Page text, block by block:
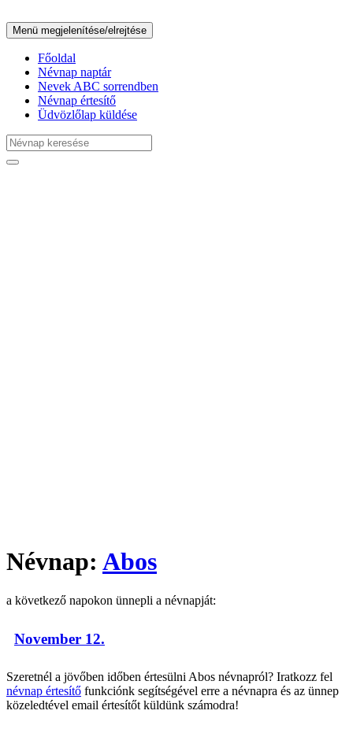
Menü megjelenítése/elrejtése
Főoldal
Névnap naptár
Nevek ABC sorrendben
Névnap értesítő
Üdvözlőlap küldése
Névnap: Abos
a következő napokon ünnepli a névnapját:
November 12.
Szeretnél a jövőben időben értesülni Abos névnapról? Iratkozz fel
névnap értesítő funkciónk segítségével erre a névnapra és az ünnep
közeledtével email értesítőt küldünk számodra!